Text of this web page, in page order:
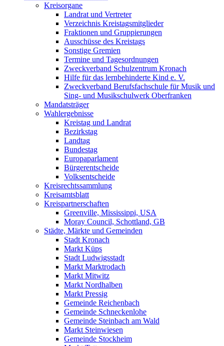
Kreisorgane
Landrat und Vertreter
Verzeichnis Kreistagsmitglieder
Fraktionen und Gruppierungen
Ausschüsse des Kreistags
Sonstige Gremien
Termine und Tagesordnungen
Zweckverband Schulzentrum Kronach
Hilfe für das lernbehinderte Kind e. V.
Zweckverband Berufsfachschule für Musik und
Sing- und Musikschulwerk Oberfranken
Mandatsträger
Wahlergebnisse
Kreistag und Landrat
Bezirkstag
Landtag
Bundestag
Europaparlament
Bürgerentscheide
Volksentscheide
Kreisrechtssammlung
Kreisamtsblatt
Kreispartnerschaften
Greenville, Mississippi, USA
Moray Council, Schottland, GB
Städte, Märkte und Gemeinden
Stadt Kronach
Markt Küps
Stadt Ludwigsstadt
Markt Marktrodach
Markt Mitwitz
Markt Nordhalben
Markt Pressig
Gemeinde Reichenbach
Gemeinde Schneckenlohe
Gemeinde Steinbach am Wald
Markt Steinwiesen
Gemeinde Stockheim